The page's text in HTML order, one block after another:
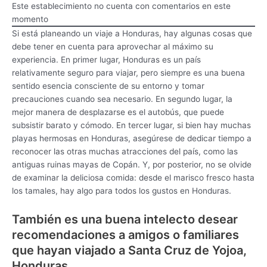
Este establecimiento no cuenta con comentarios en este
momento
Si está planeando un viaje a Honduras, hay algunas cosas que
debe tener en cuenta para aprovechar al máximo su
experiencia. En primer lugar, Honduras es un país
relativamente seguro para viajar, pero siempre es una buena
sentido esencia consciente de su entorno y tomar
precauciones cuando sea necesario. En segundo lugar, la
mejor manera de desplazarse es el autobús, que puede
subsistir barato y cómodo. En tercer lugar, si bien hay muchas
playas hermosas en Honduras, asegúrese de dedicar tiempo a
reconocer las otras muchas atracciones del país, como las
antiguas ruinas mayas de Copán. Y, por posterior, no se olvide
de examinar la deliciosa comida: desde el marisco fresco hasta
los tamales, hay algo para todos los gustos en Honduras.
También es una buena intelecto desear
recomendaciones a amigos o familiares
que hayan viajado a Santa Cruz de Yojoa,